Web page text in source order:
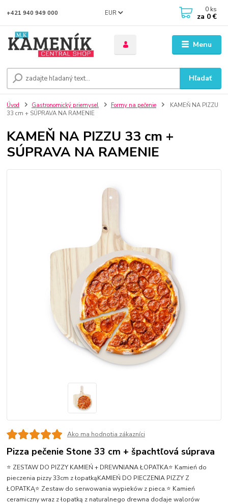
Menu
EUR
Hľadať
+421 940 949 000 0 ks
za 0 €
Úvod Gastronomický priemysel Formy na pečenie
KAMEŇ NA PIZZU
33 cm + SÚPRAVA NA RAMENIE
KAMEŇ NA PIZZU 33 cm +
SÚPRAVA NA RAMENIE
Ako ma hodnotia zákazníci
Pizza pečenie Stone 33 cm + špachtľová súprava
⭐ ZESTAW DO PIZZY KAMIEŃ + DREWNIANA ŁOPATKA⭐ Kamień do
pieczenia pizzy 33cm z łopatkąKAMIEŃ DO PIECZENIA PIZZY Z
ŁOPATKĄ⭐ Zestaw do serwowania wypieków z pieca.⭐ Kamień
ceramiczny wraz z łopatką z naturalnego drewna dodaje walorów